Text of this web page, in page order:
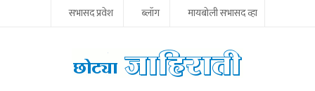
Skip to main content
सभासद प्रवेश ब्लॉग मायबोली सभासद व्हा